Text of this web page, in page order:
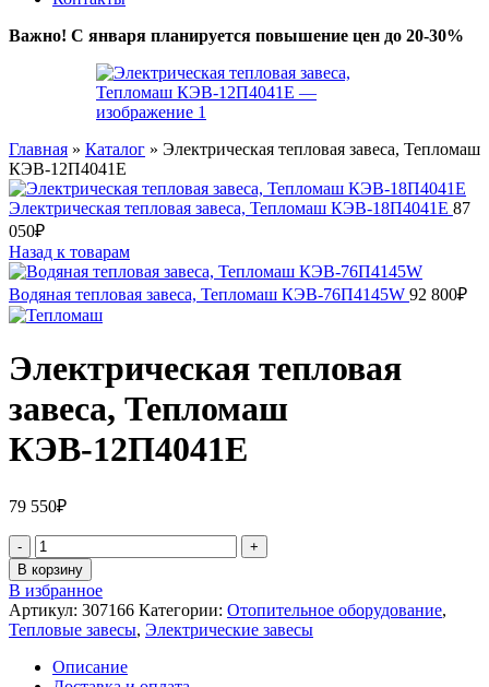
Важно! С января планируется повышение цен до 20-30%
Главная » Каталог » Электрическая тепловая завеса, Тепломаш
КЭВ-12П4041E
Электрическая тепловая завеса, Тепломаш КЭВ-18П4041E 87
050₽
Назад к товарам
Водяная тепловая завеса, Тепломаш КЭВ-76П4145W 92 800₽
Электрическая тепловая
завеса, Тепломаш
КЭВ-12П4041E
79 550₽
В корзину
В избранное
Артикул: 307166 Категории: Отопительное оборудование,
Тепловые завесы, Электрические завесы
Описание